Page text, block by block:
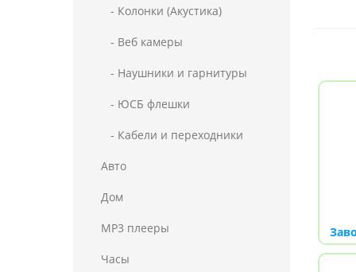
- Колонки (Акустика)
- Веб камеры
- Наушники и гарнитуры
- ЮСБ флешки
- Кабели и переходники
Авто
Дом
MP3 плееры
Часы